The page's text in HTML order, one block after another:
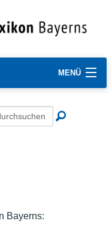
MENÜ
Bayerns: